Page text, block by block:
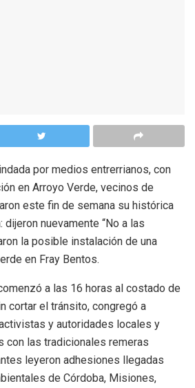
por medios entrerrianos, con
en Arroyo Verde, vecinos de
este fin de semana su histórica
nuevamente “No a las
la posible instalación de una
en Fray Bentos.
a las 16 horas al costado de
cortar el tránsito, congregó a
y autoridades locales y
con las tradicionales remeras
leyeron adhesiones llegadas
de Córdoba, Misiones,